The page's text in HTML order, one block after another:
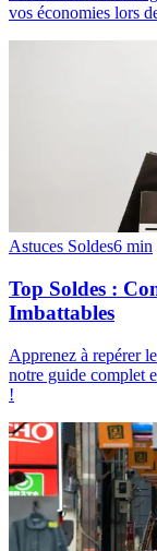
vos économies lors
Astuces Soldes6 min
Top Soldes :
Imbattables
Apprenez à repérer
notre guide complet
!